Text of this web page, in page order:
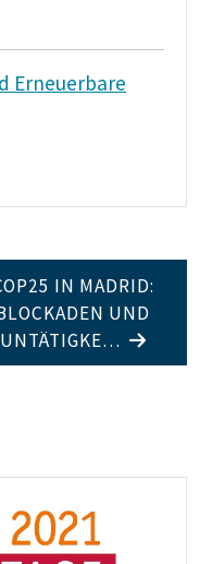
Erneuerbare
IN MADRID:
UND
UNTÄTIGKE…